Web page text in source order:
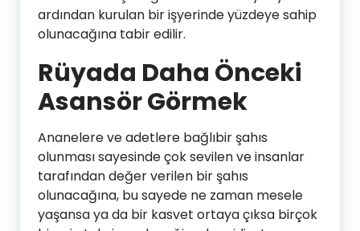
ardından kurulan bir işyerinde yüzdeye sahip
olunacağına tabir edilir.
Rüyada Daha Önceki
Asansör Görmek
Ananelere ve adetlere bağlıbir şahıs
olunması sayesinde çok sevilen ve insanlar
tarafından değer verilen bir şahıs
olunacağına, bu sayede ne zaman mesele
yaşansa ya da bir kasvet ortaya çıksa birçok